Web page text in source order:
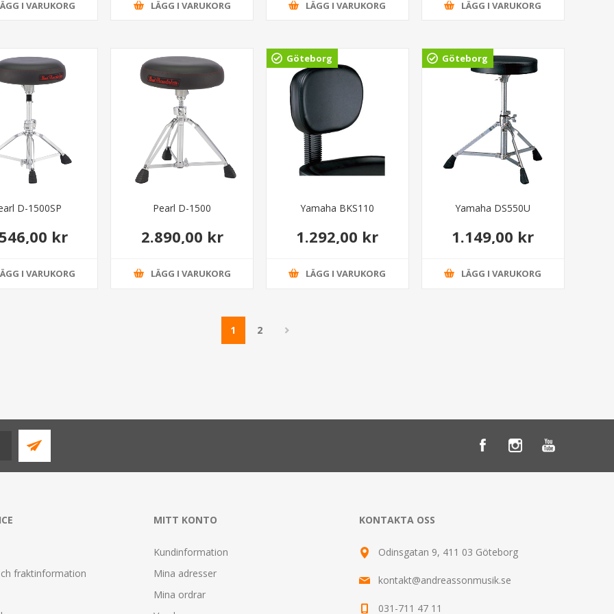
I VARUKORG LÄGG I VARUKORG LÄGG I VARUKORG LÄGG I VARUKORG
D-1500SP
kr
I VARUKORG
Pearl D-1500
2.890,00 kr
LÄGG I VARUKORG
Göteborg
Yamaha BKS110
1.292,00 kr
LÄGG I VARUKORG
Göteborg
Yamaha DS550U
1.149,00 kr
LÄGG I VARUKORG
1 2
fraktinformation
MITT KONTO
Kundinformation
Mina adresser
Mina ordrar
KONTAKTA OSS
Odinsgatan 9, 411 03 Göteborg
kontakt@andreassonmusik.se
031-711 47 11